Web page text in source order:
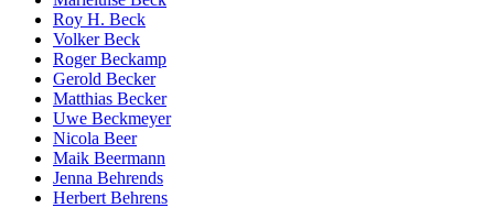
Roy H. Beck
Volker Beck
Roger Beckamp
Gerold Becker
Matthias Becker
Uwe Beckmeyer
Nicola Beer
Maik Beermann
Jenna Behrends
Herbert Behrens